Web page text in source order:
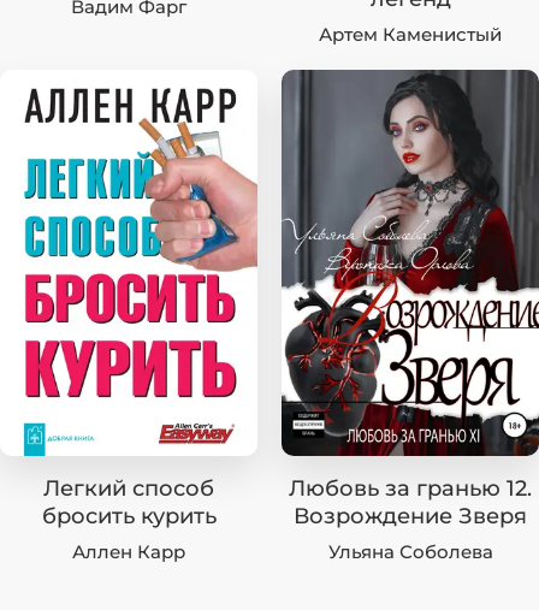
Вадим Фарг
Артем Каменистый
Легкий способ
бросить курить
Аллен Карр
Любовь за гранью 12.
Возрождение Зверя
Ульяна Соболева